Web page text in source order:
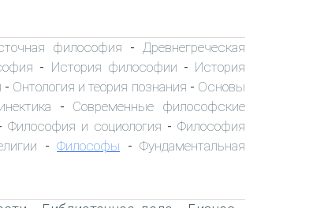
философия - Древнегреческая
- История философии - История
- Онтология и теория познания - Основы
- Современные философские
Философия и социология -Философия
-Философы -Фундаментальная